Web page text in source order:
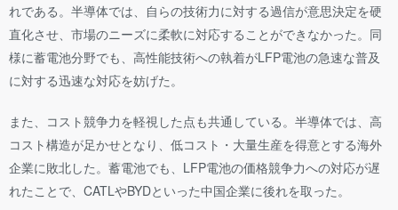
れである。半導体では、自らの技術力に対する過信が意思決定を硬
直化させ、市場のニーズに柔軟に対応することができなかった。同
様に蓄電池分野でも、高性能技術への執着がLFP電池の急速な普及
に対する迅速な対応を妨げた。
また、コスト競争力を軽視した点も共通している。半導体では、高
コスト構造が足かせとなり、低コスト・大量生産を得意とする海外
企業に敗北した。蓄電池でも、LFP電池の価格競争力への対応が遅
れたことで、CATLやBYDといった中国企業に後れを取った。